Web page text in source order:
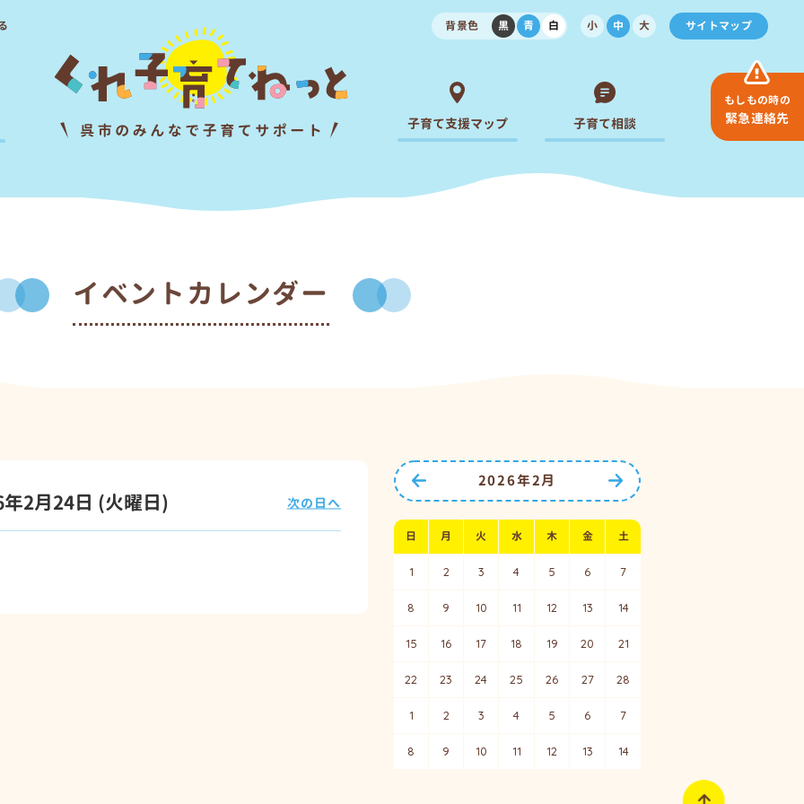
背景色 黒 青 白 小 中 大 サイトマップ
子育て支援マップ 子育て相談
もしもの時の
緊急連絡先
イベントカレンダー
2月24日 (火曜日) 次の日へ
次の月へ
2026年2月
日 月 火 水 木 金 土
1 2 3 4 5 6 7
8 9 10 11 12 13 14
15 16 17 18 19 20 21
22 23 24 25 26 27 28
1 2 3 4 5 6 7
8 9 10 11 12 13 14